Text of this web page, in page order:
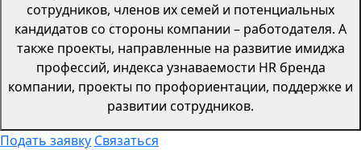
сотрудников, членов их семей и потенциальных
кандидатов со стороны компании – работодателя. А
также проекты, направленные на развитие имиджа
профессий, индекса узнаваемости HR бренда
компании, проекты по профориентации, поддержке и
развитии сотрудников.
Подать заявку Связаться